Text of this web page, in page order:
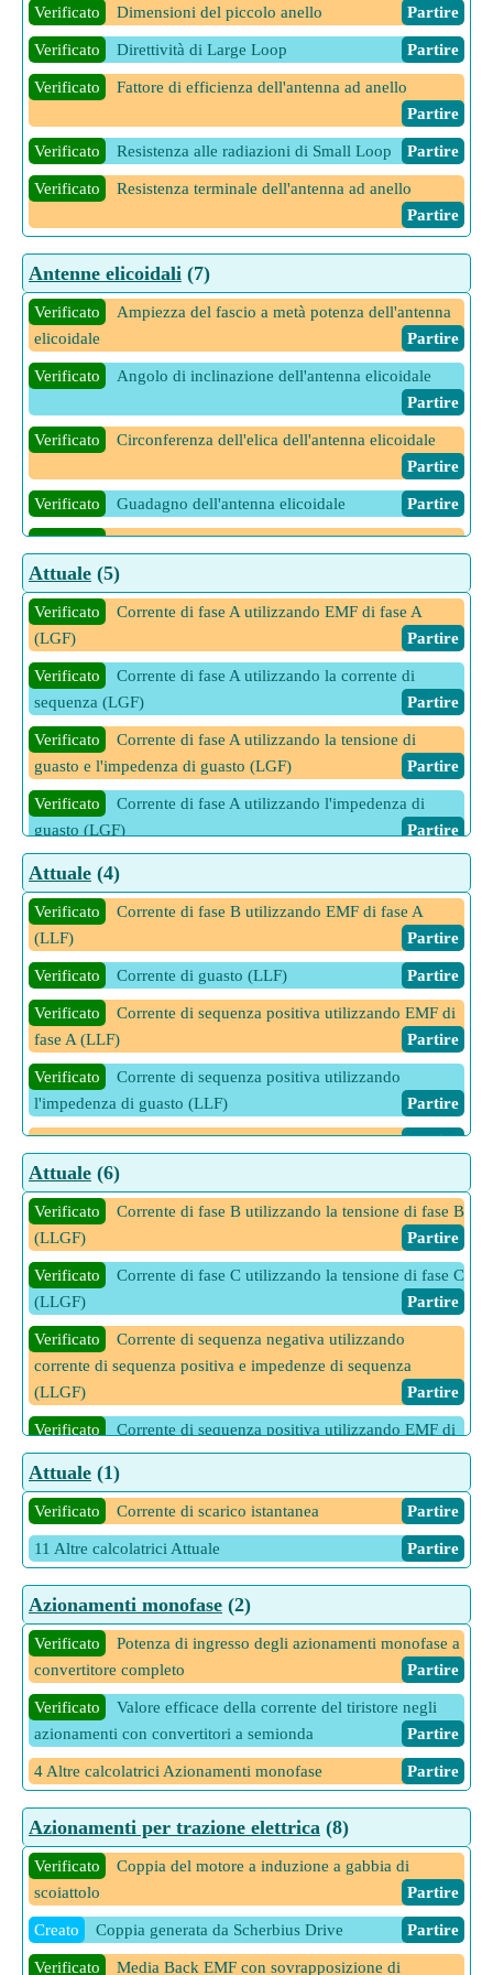
Verificato Dimensioni del piccolo anello Partire
Verificato Direttività di Large Loop Partire
Verificato
Fattore di efficienza dell'antenna ad anello
Partire
Verificato Resistenza alle radiazioni di Small Loop Partire
Verificato
Resistenza terminale dell'antenna ad anello
Partire
3 Altre calcolatrici Antenne ad anello Partire
Antenne elicoidali (7)
Verificato
Ampiezza del fascio a metà potenza dell'antenna
elicoidale
Partire
Verificato
Angolo di inclinazione dell'antenna elicoidale
Partire
Verificato
Circonferenza dell'elica dell'antenna elicoidale
Partire
Verificato Guadagno dell'antenna elicoidale Partire
Verificato
Impedenza di ingresso dell'antenna elicoidale
Verificato
Larghezza del fascio tra il primo punto nullo
(BWFN) dell'antenna elicoidale
Partire
Verificato Rapporto assiale dell'antenna elicoidale Partire
Attuale (5)
Verificato
Corrente di fase A utilizzando EMF di fase A
(LGF)
Partire
Verificato
Corrente di fase A utilizzando la corrente di
sequenza (LGF)
Partire
Verificato
Corrente di fase A utilizzando la tensione di
guasto e l'impedenza di guasto (LGF)
Partire
Verificato
Corrente di fase A utilizzando l'impedenza di
guasto (LGF)
Partire
Verificato
Corrente di fase A utilizzando tensioni di sequenza
e impedenza di guasto (LGF)
Partire
14 Altre calcolatrici Attuale Partire
Attuale (4)
Verificato
Corrente di fase B utilizzando EMF di fase A
(LLF)
Partire
Verificato Corrente di guasto (LLF) Partire
Verificato
Corrente di sequenza positiva utilizzando EMF di
fase A (LLF)
Partire
Verificato
Corrente di sequenza positiva utilizzando
l'impedenza di guasto (LLF)
Partire
6 Altre calcolatrici Attuale Partire
Attuale (6)
Verificato
Corrente di fase B utilizzando la tensione di fase B
(LLGF)
Partire
Verificato
Corrente di fase C utilizzando la tensione di fase C
(LLGF)
Partire
Verificato
Corrente di sequenza negativa utilizzando
corrente di sequenza positiva e impedenze di sequenza
(LLGF)
Partire
Verificato
Corrente di sequenza positiva utilizzando EMF di
fase A e impedenze di sequenza (LLGF)
Partire
Verificato
Corrente di sequenza zero utilizzando corrente di
sequenza positiva e impedenze di sequenza (LLGF)
Partire
Verificato
Corrente di sequenza zero utilizzando tensioni di
sequenza e impedenza di guasto (LLGF)
Partire
10 Altre calcolatrici Attuale Partire
Attuale (1)
Verificato Corrente di scarico istantanea Partire
11 Altre calcolatrici Attuale Partire
Azionamenti monofase (2)
Verificato
Potenza di ingresso degli azionamenti monofase a
convertitore completo
Partire
Verificato
Valore efficace della corrente del tiristore negli
azionamenti con convertitori a semionda
Partire
4 Altre calcolatrici Azionamenti monofase Partire
Azionamenti per trazione elettrica (8)
Verificato
Coppia del motore a induzione a gabbia di
scoiattolo
Partire
Creato Coppia generata da Scherbius Drive Partire
Verificato Media Back EMF con sovrapposizione di